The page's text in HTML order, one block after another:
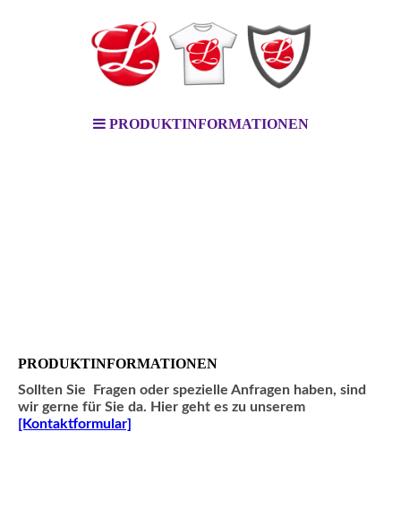
PRODUKTINFORMATIONEN
PRODUKTINFORMATIONEN
Sollten Sie Fragen oder spezielle Anfragen haben, sind
wir gerne für Sie da. Hier geht es zu unserem
[Kontaktformular]